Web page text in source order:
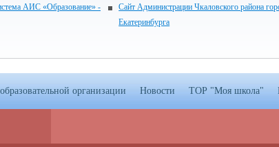
АИС «Образование» -
Сайт Администрации Чкаловского района
Екатеринбурга
организации Новости ТОР "Моя школа"